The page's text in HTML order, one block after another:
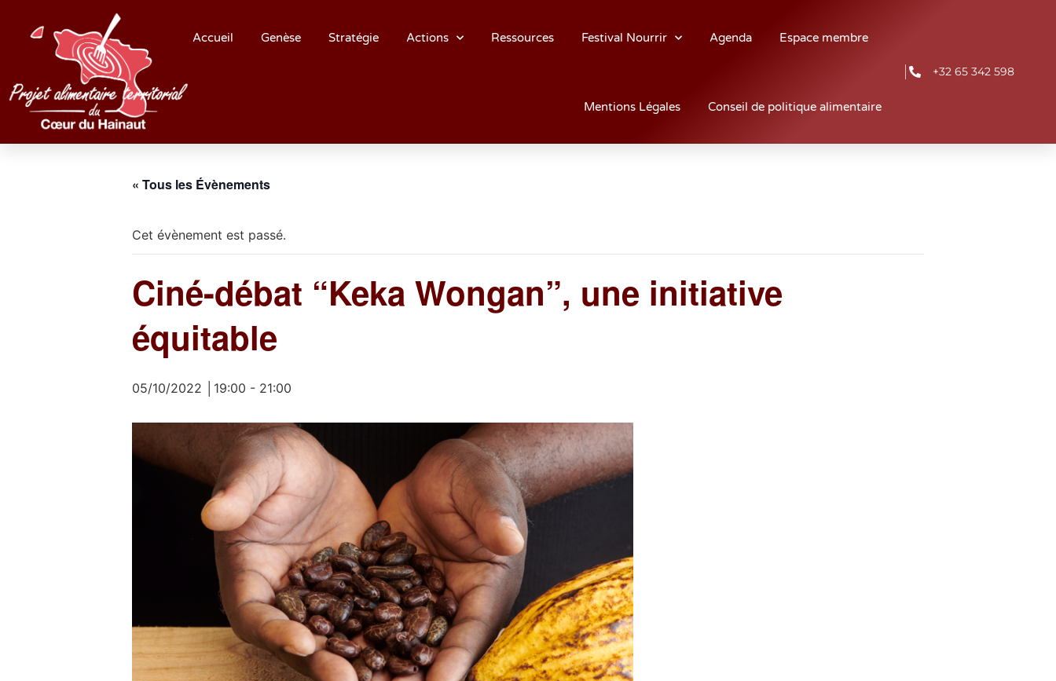
Accueil Genèse Stratégie Actions Ressources Festival Nourrir Agenda Espace membre
Mentions Légales Conseil de politique alimentaire
+32 65 342 598
« Tous les Évènements
Cet évènement est passé.
Ciné-débat “Keka Wongan”, une initiative
équitable
05/10/2022 │19:00 - 21:00